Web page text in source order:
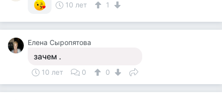
10 лет
1
Елена Сыропятова
зачем .
10 лет 0 0